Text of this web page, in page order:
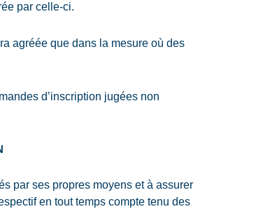
par celle-ci.
agréée que dans la mesure où des
d’inscription jugées non
par ses propres moyens et à assurer
en tout temps compte tenu des